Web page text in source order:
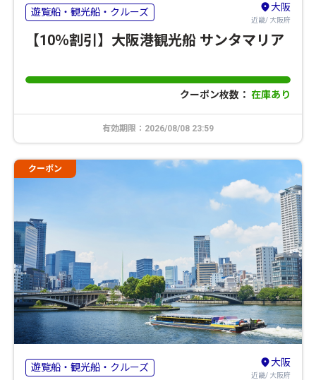
遊覧船・観光船・クルーズ 大阪
近畿/ 大阪府
【10％割引】大阪港観光船 サンタマリア
クーポン枚数： 在庫あり
有効期限：2026/08/08 23:59
クーポン
遊覧船・観光船・クルーズ 大阪
近畿/ 大阪府